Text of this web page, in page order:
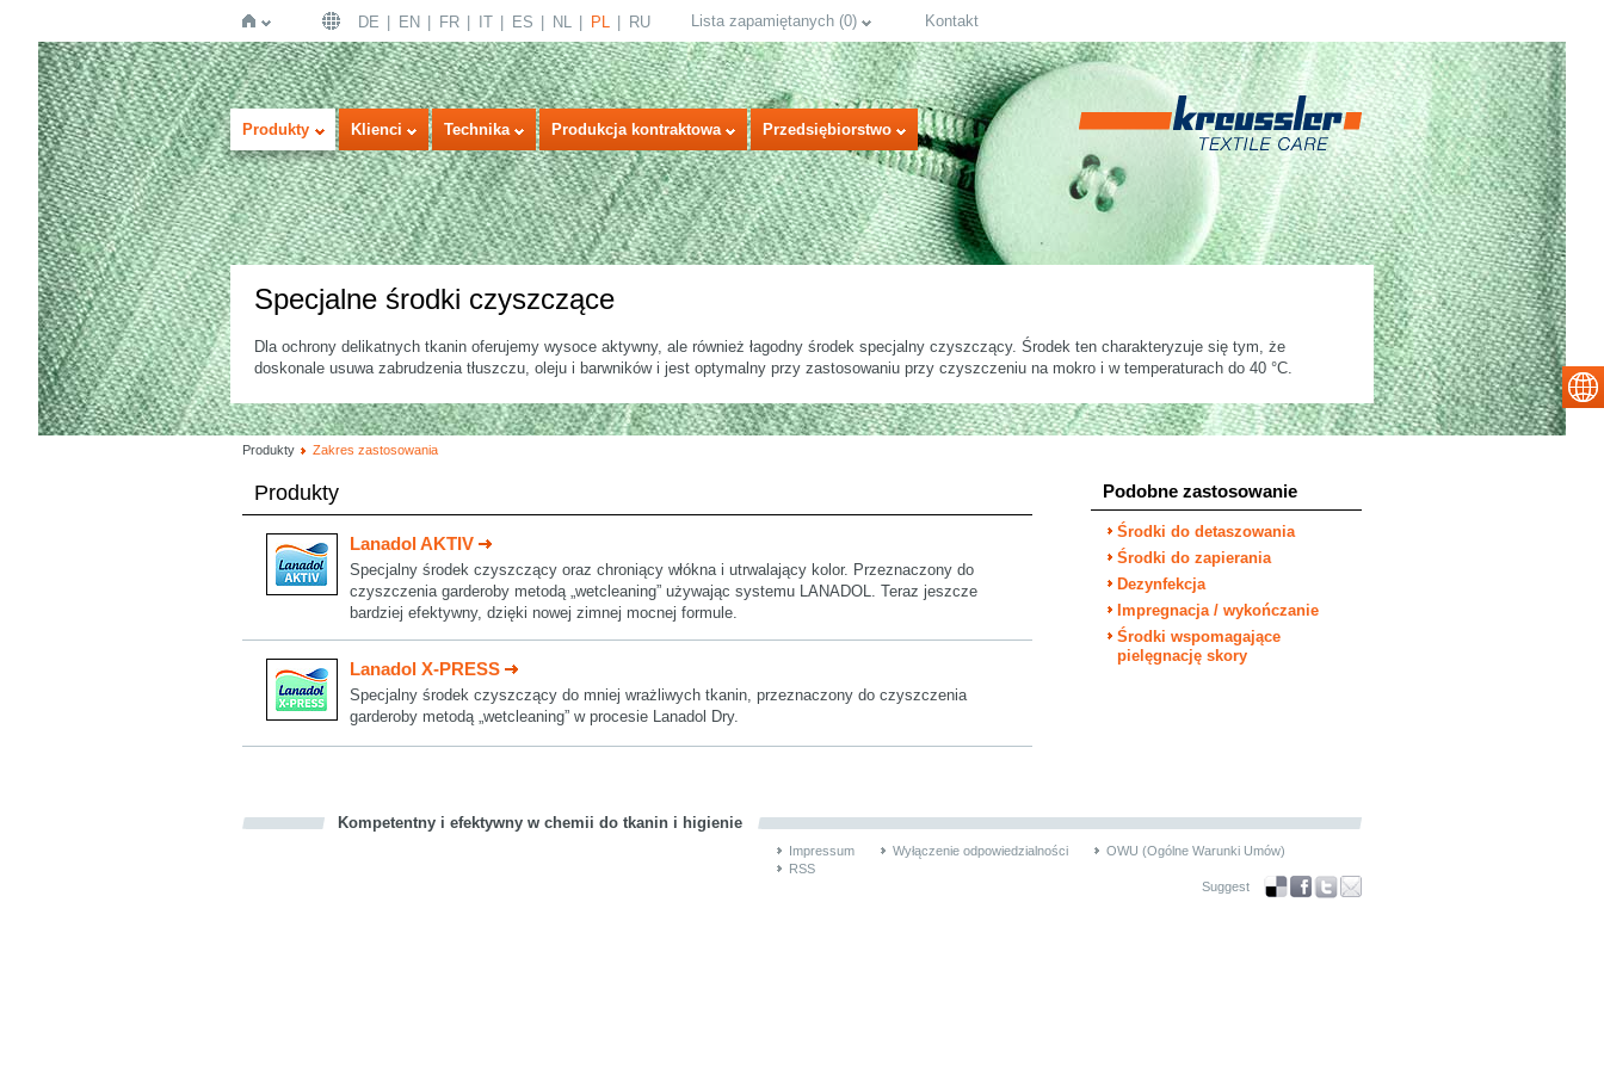
Strona
główna
DE EN FR IT ES NL PL RU Lista zapamiętanych (0) Kontakt
Produkty Klienci Technika Produkcja kontraktowa Przedsiębiorstwo
Specjalne środki czyszczące
Dla ochrony delikatnych tkanin oferujemy wysoce aktywny, ale również łagodny środek specjalny czyszczący. Środek ten charakteryzuje się tym, że
doskonale usuwa zabrudzenia tłuszczu, oleju i barwników i jest optymalny przy zastosowaniu przy czyszczeniu na mokro i w temperaturach do 40 °C.
Produkty Zakres zastosowania
Produkty
Lanadol AKTIV
Specjalny środek czyszczący oraz chroniący włókna i utrwalający kolor. Przeznaczony do
czyszczenia garderoby metodą „wetcleaning” używając systemu LANADOL. Teraz jeszcze
bardziej efektywny, dzięki nowej zimnej mocnej formule.
Lanadol X-PRESS
Specjalny środek czyszczący do mniej wrażliwych tkanin, przeznaczony do czyszczenia
garderoby metodą „wetcleaning” w procesie Lanadol Dry.
Podobne zastosowanie
Środki do detaszowania
Środki do zapierania
Dezynfekcja
Impregnacja / wykończanie
Środki wspomagające
pielęgnację skory
Kompetentny i efektywny w chemii do tkanin i higienie
Impressum Wyłączenie odpowiedzialności
OWU (Ogólne Warunki Umów)
RSS
Suggest
select language